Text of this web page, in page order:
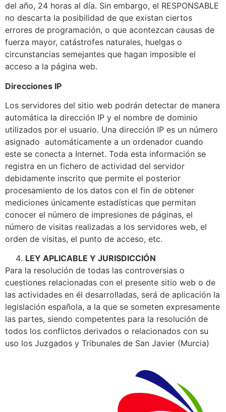
del año, 24 horas al día. Sin embargo, el RESPONSABLE
no descarta la posibilidad de que existan ciertos
errores de programación, o que acontezcan causas de
fuerza mayor, catástrofes naturales, huelgas o
circunstancias semejantes que hagan imposible el
acceso a la página web.
Direcciones IP
Los servidores del sitio web podrán detectar de manera
automática la dirección IP y el nombre de dominio
utilizados por el usuario. Una dirección IP es un número
asignado automáticamente a un ordenador cuando
este se conecta a Internet. Toda esta información se
registra en un fichero de actividad del servidor
debidamente inscrito que permite el posterior
procesamiento de los datos con el fin de obtener
mediciones únicamente estadísticas que permitan
conocer el número de impresiones de páginas, el
número de visitas realizadas a los servidores web, el
orden de visitas, el punto de acceso, etc.
LEY APLICABLE Y JURISDICCIÓN
Para la resolución de todas las controversias o
cuestiones relacionadas con el presente sitio web o de
las actividades en él desarrolladas, será de aplicación la
legislación española, a la que se someten expresamente
las partes, siendo competentes para la resolución de
todos los conflictos derivados o relacionados con su
uso los Juzgados y Tribunales de San Javier (Murcia)